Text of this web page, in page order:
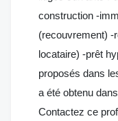
construction -
(recouvrement) -
locataire) -prêt
proposés dans
a été obtenu
Contactez ce